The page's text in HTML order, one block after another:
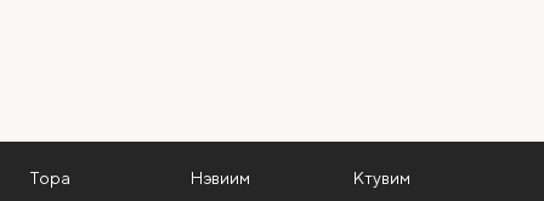
Тора Нэвиим Ктувим